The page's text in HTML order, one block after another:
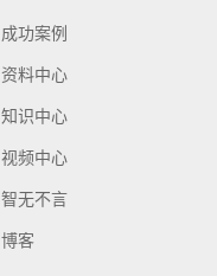
成功案例
资料中心
知识中心
视频中心
智无不言
博客